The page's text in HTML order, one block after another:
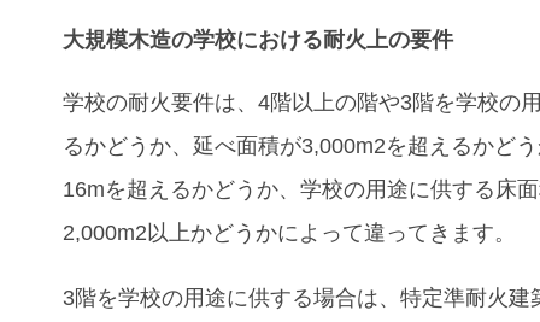
大規模木造の学校における耐火上の要件
学校の耐火要件は、4階以上の階や3階を学校の
るかどうか、延べ面積が3,000m2を超えるかど
16mを超えるかどうか、学校の用途に供する床
2,000m2以上かどうかによって違ってきます。
3階を学校の用途に供する場合は、特定準耐火建